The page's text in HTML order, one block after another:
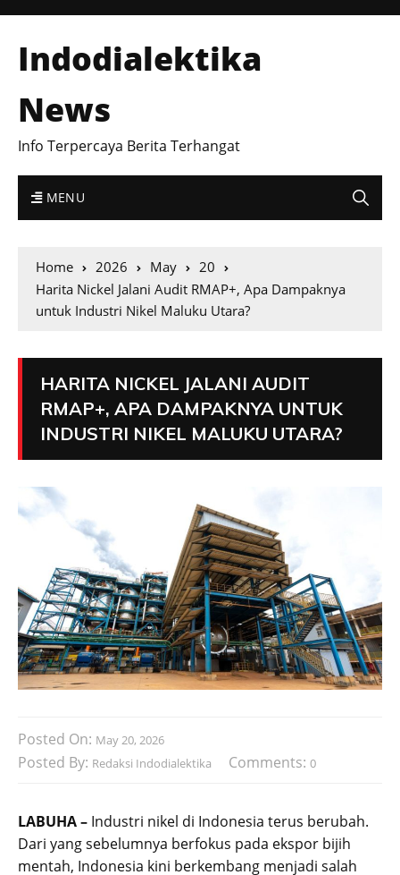
Indodialektika
News
Info Terpercaya Berita Terhangat
MENU
Home 2026 May
20
Harita Nickel Jalani Audit RMAP+, Apa Dampaknya
untuk Industri Nikel Maluku Utara?
HARITA NICKEL JALANI AUDIT
RMAP+, APA DAMPAKNYA UNTUK
INDUSTRI NIKEL MALUKU UTARA?
Posted On: May 20, 2026
Posted By: Redaksi Indodialektika Comments: 0
LABUHA – Industri nikel di Indonesia terus berubah.
Dari yang sebelumnya berfokus pada ekspor bijih
mentah, Indonesia kini berkembang menjadi salah